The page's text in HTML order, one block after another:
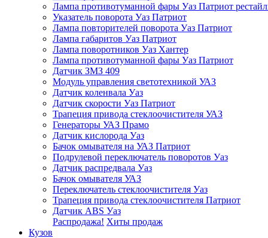
Лампа противотуманной фары Уаз Патриот
Указатель поворота Уаз Патриот
Лампа повторителей поворота Уаз Патриот
Лампа габаритов Уаз Патриот
Лампа поворотников Уаз Хантер
Лампа противотуманной фары Уаз Патриот
Датчик ЗМЗ 409
Модуль управления светотехникой УАЗ
Датчик коленвала Уаз
Датчик скорости Уаз Патриот
Трапеция привода стеклоочистителя УАЗ
Генераторы УАЗ Прамо
Датчик кислорода Уаз
Бачок омывателя на УАЗ Патриот
Подрулевой переключатель поворотов Уаз
Датчик распредвала Уаз
Бачок омывателя УАЗ
Переключатель стеклоочистителя Уаз
Трапеция привода стеклоочистителя Патриот
Датчик ABS Уаз
Распродажа! Хиты продаж
Кузов